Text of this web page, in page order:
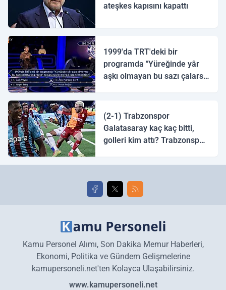
ateşkes kapısını kapattı
1999'da TRT'deki bir
programda "Yüreğinde yâr
aşkı olmayan bu sazı çalarsa
(2-1) Trabzonspor
Galatasaray kaç kaç bitti,
golleri kim attı? Trabzonspor
golleri!
Kamu Personel Alımı, Son Dakika Memur Haberleri,
Ekonomi, Politika ve Gündem Gelişmelerine
kamupersoneli.net'ten Kolayca Ulaşabilirsiniz.
www.kamupersoneli.net